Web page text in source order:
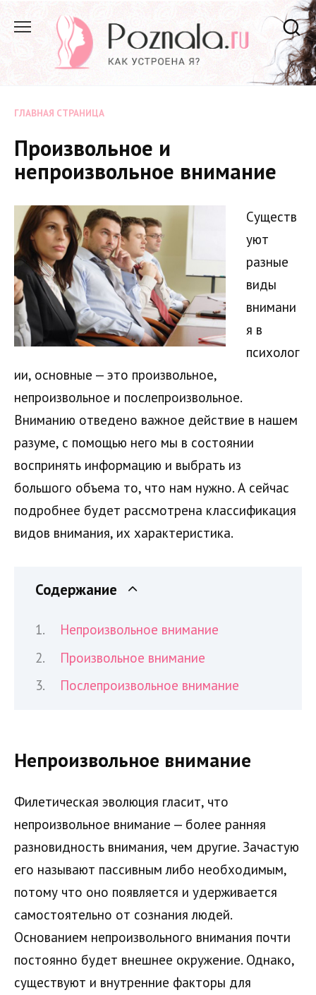
содержанию
ГЛАВНАЯ СТРАНИЦА
Произвольное и
непроизвольное внимание
Существ
уют
разные
виды
внимани
я в
психолог
ии, основные — это произвольное,
непроизвольное и послепроизвольное.
Вниманию отведено важное действие в нашем
разуме, с помощью него мы в состоянии
воспринять информацию и выбрать из
большого объема то, что нам нужно. А сейчас
подробнее будет рассмотрена классификация
видов внимания, их характеристика.
Содержание
Непроизвольное внимание
Произвольное внимание
Послепроизвольное внимание
Непроизвольное внимание
Филетическая эволюция гласит, что
непроизвольное внимание — более ранняя
разновидность внимания, чем другие. Зачастую
его называют пассивным либо необходимым,
потому что оно появляется и удерживается
самостоятельно от сознания людей.
Основанием непроизвольного внимания почти
постоянно будет внешнее окружение. Однако,
существуют и внутренние факторы для